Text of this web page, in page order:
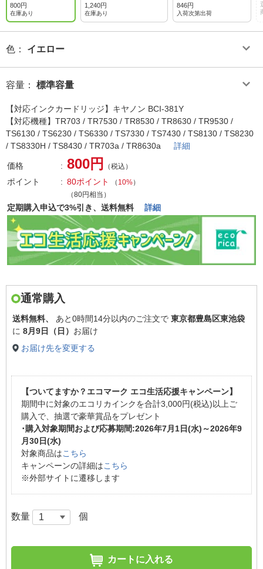
800円
在庫あり
1,240円
在庫あり
846円
入荷次第出荷
色 ： イエロー
容量 ： 標準容量
【対応インクカードリッジ】キヤノン BCI-381Y
【対応機種】TR703 / TR7530 / TR8530 / TR8630 / TR9530 /
TS6130 / TS6230 / TS6330 / TS7330 / TS7430 / TS8130 / TS8230
/ TS8330H / TS8430 / TR703a / TR8630a 詳細
価格 800円 （税込）
ポイント 80ポイント （ 10%）
（80円相当）
定期購入申込で3%引き、送料無料 詳細
通常購入
送料無料、 あと0時間14分以内のご注文で 東京都豊島区東池袋
に 8月9日（日） お届け
お届け先を変更する
【ついてますか？エコマーク エコ生活応援キャンペーン】
期間中に対象のエコリカインクを合計3,000円(税込)以上ご
購入で、抽選で豪華賞品をプレゼント
･購入対象期間および応募期間:2026年7月1日(水)～2026年9
月30日(水)
対象商品はこちら
キャンペーンの詳細はこちら
※外部サイトに遷移します
数量 個
カートに入れる